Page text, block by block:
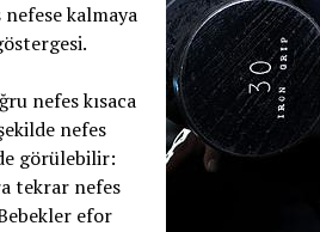
nefese kalmaya
nefes kısaca
nefes
görülebilir:
tekrar nefes
efor